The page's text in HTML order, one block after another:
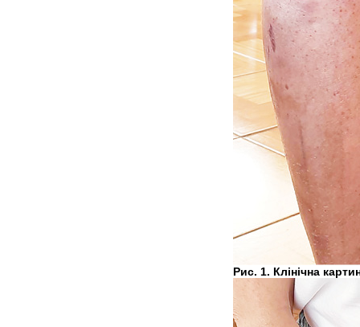
Рис. 1. Клінічна